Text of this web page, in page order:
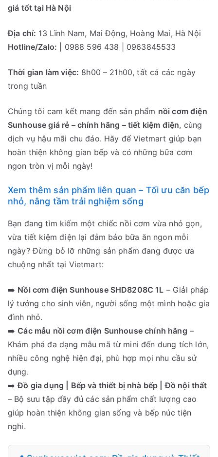
giá tốt tại Hà Nội
Địa chỉ: 13 Lĩnh Nam, Mai Động, Hoàng Mai, Hà Nội
Hotline/Zalo: | 0988 596 438 | 0963845533
Thời gian làm việc: 8h00 – 21h00, tất cả các ngày
trong tuần
Chúng tôi cam kết mang đến sản phẩm nồi cơm điện
Sunhouse giá rẻ – chính hãng – tiết kiệm điện, cùng
dịch vụ hậu mãi chu đáo. Hãy để Vietmart giúp bạn
hoàn thiện không gian bếp và có những bữa cơm
ngon tròn vị mỗi ngày!
Xem thêm sản phẩm liên quan – Tối ưu căn bếp
nhỏ, nâng tầm trải nghiệm sống
Bạn đang tìm kiếm một chiếc nồi cơm vừa nhỏ gọn,
vừa tiết kiệm điện lại đảm bảo bữa ăn ngon mỗi
ngày? Đừng bỏ lỡ những sản phẩm đang được ưa
chuộng nhất tại Vietmart:
➡️ Nồi cơm điện Sunhouse SHD8208C 1L – Giải pháp
lý tưởng cho sinh viên, người sống một mình hoặc gia
đình nhỏ.
➡️ Các mẫu nồi cơm điện Sunhouse chính hãng –
Khám phá đa dạng mẫu mã từ mini đến dung tích lớn,
nhiều công nghệ hiện đại, phù hợp mọi nhu cầu sử
dụng.
➡️Đồ gia dụng | Bếp và thiết bị nhà bếp | Đồ nội thất
– Bộ sưu tập đầy đủ các sản phẩm chất lượng cao
giúp hoàn thiện không gian sống và bếp núc tiện
nghi.